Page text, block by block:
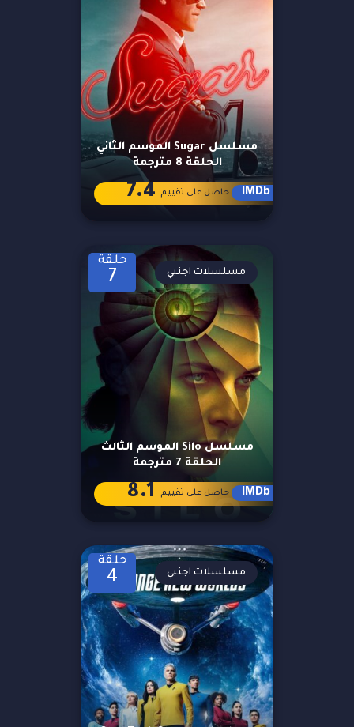
مسلسل Sugar الموسم الثاني
الحلقة 8 مترجمة
IMDb حاصل على تقييم 7.4
حلقة
7
مسلسل Silo الموسم الثالث
الحلقة 7 مترجمة
مسلسلات اجنبي
IMDb حاصل على تقييم 8.1
حلقة
4 مسلسلات اجنبي